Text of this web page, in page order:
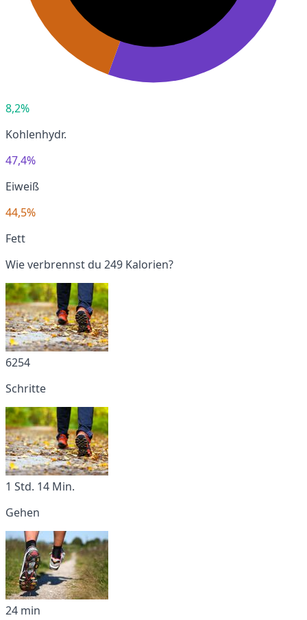
8,2%
Kohlenhydr.
47,4%
Eiweiß
44,5%
Fett
Wie verbrennst du 249 Kalorien?
6254
Schritte
1 Std. 14 Min.
Gehen
24 min